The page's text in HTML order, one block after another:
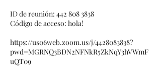
ID de reunión: 442 808 3838
Código de acceso: hola!
https://us06web.zoom.us/j/4428083838?
pwd=MGRNQ3BDN2NFNkR5ZkNqY3hVWmF
uQT09